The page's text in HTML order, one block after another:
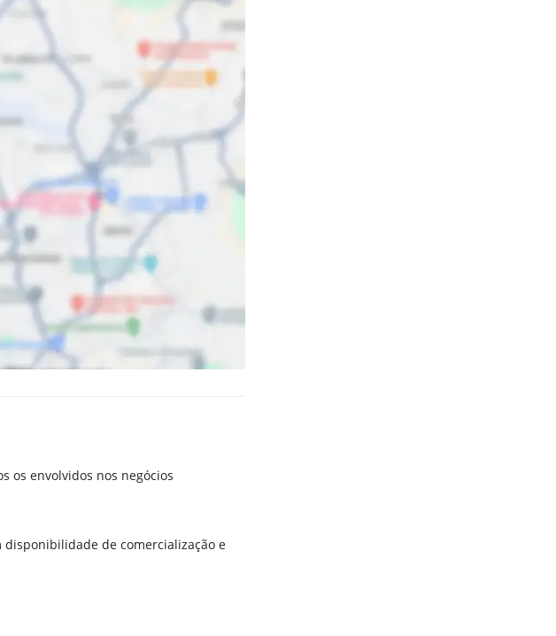
os envolvidos nos negócios
disponibilidade de comercialização e